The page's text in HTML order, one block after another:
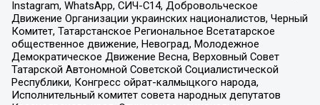
Instagram, WhatsApp, СИЧ-С14, Добровольческое
Движение Организации украинских националистов, Черный
Комитет, Татарстанское Региональное Всетатарское
общественное движение, Невоград, Молодежное
Демократическое Движение Весна, Верховный Совет
Татарской Автономной Советской Социалистической
Республики, Конгресс ойрат-калмыцкого народа,
Исполнительный комитет совета народных депутатов